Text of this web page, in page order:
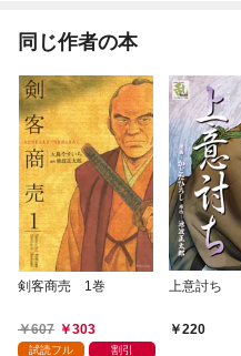
同じ作者の本
剣客商売 1巻
607 303
試読フル 割引
上意討ち
220